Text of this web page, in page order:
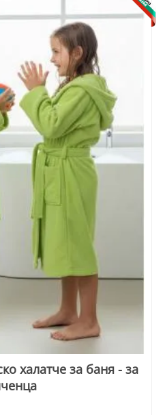
халатче за баня - за